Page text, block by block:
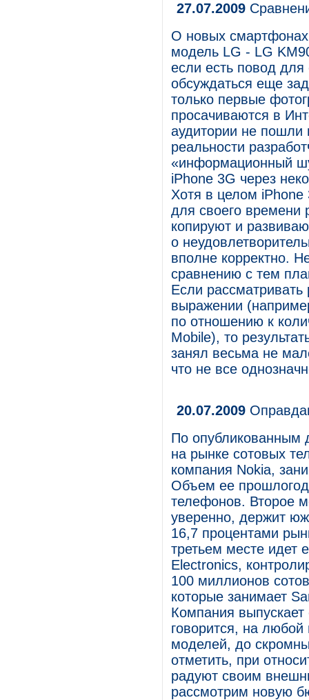
27.07.2009
О новых
модель LG - LG
если есть повод
обсуждаться еще
только первые
просачиваются в
аудитории не пошли
реальности
«информационный
iPhone 3G через
Хотя в целом
для своего времени
копируют и
о
вполне корректно.
сравнению с тем
Если рассматривать
выражении
по отношению к
Mobile), то
занял весьма не
что не все
20.07.2009
По опубликованным
на рынке сотовых
компания Nokia,
Объем ее
телефонов. Второе
уверенно, держит
16,7 процентами
третьем месте идет
Electronics,
100 миллионов
которые занимает
Компания выпускает
говорится, на
моделей, до
отметить, при
радуют своим
рассмотрим новую